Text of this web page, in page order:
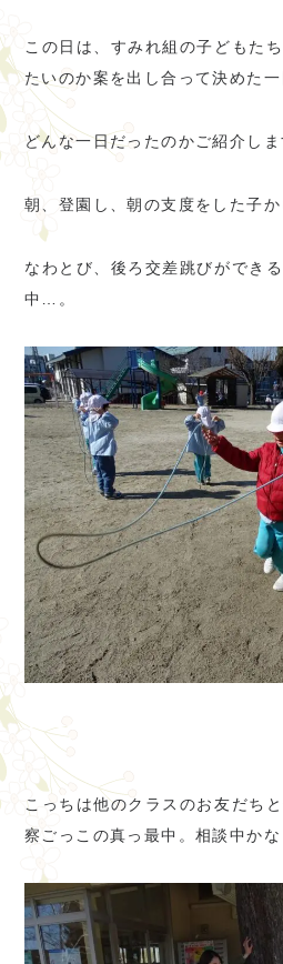
この日は、すみれ組の子どもた
たいのか案を出し合って決めた一
どんな一日だったのかご紹介しま
朝、登園し、朝の支度をした子か
なわとび、後ろ交差跳びができ
中…。
こっちは他のクラスのお友だち
察ごっこの真っ最中。相談中かな